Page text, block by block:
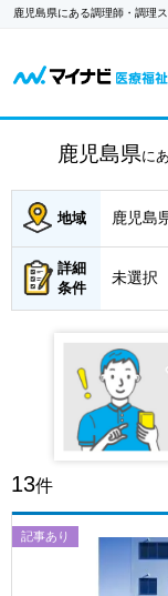
鹿児島県にある調理師・調理
鹿児島県に
地域 鹿児島
詳細
条件
未選択
13件
記事あり